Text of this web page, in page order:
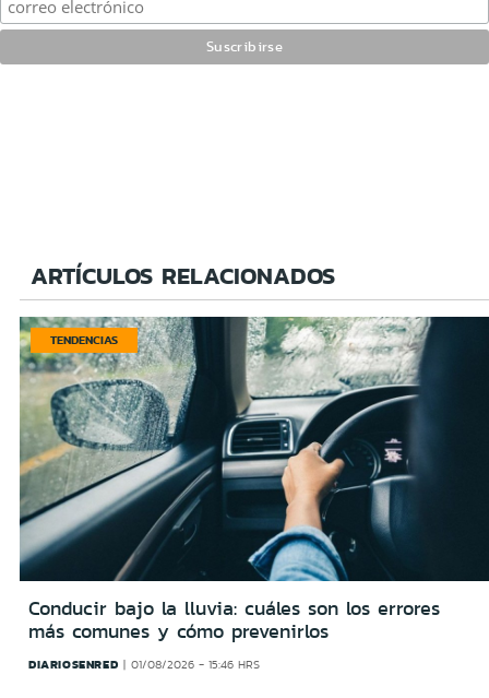
ARTÍCULOS RELACIONADOS
TENDENCIAS
Conducir bajo la lluvia: cuáles son los errores
más comunes y cómo prevenirlos
DIARIOSENRED 01/08/2026 - 15:46 HRS